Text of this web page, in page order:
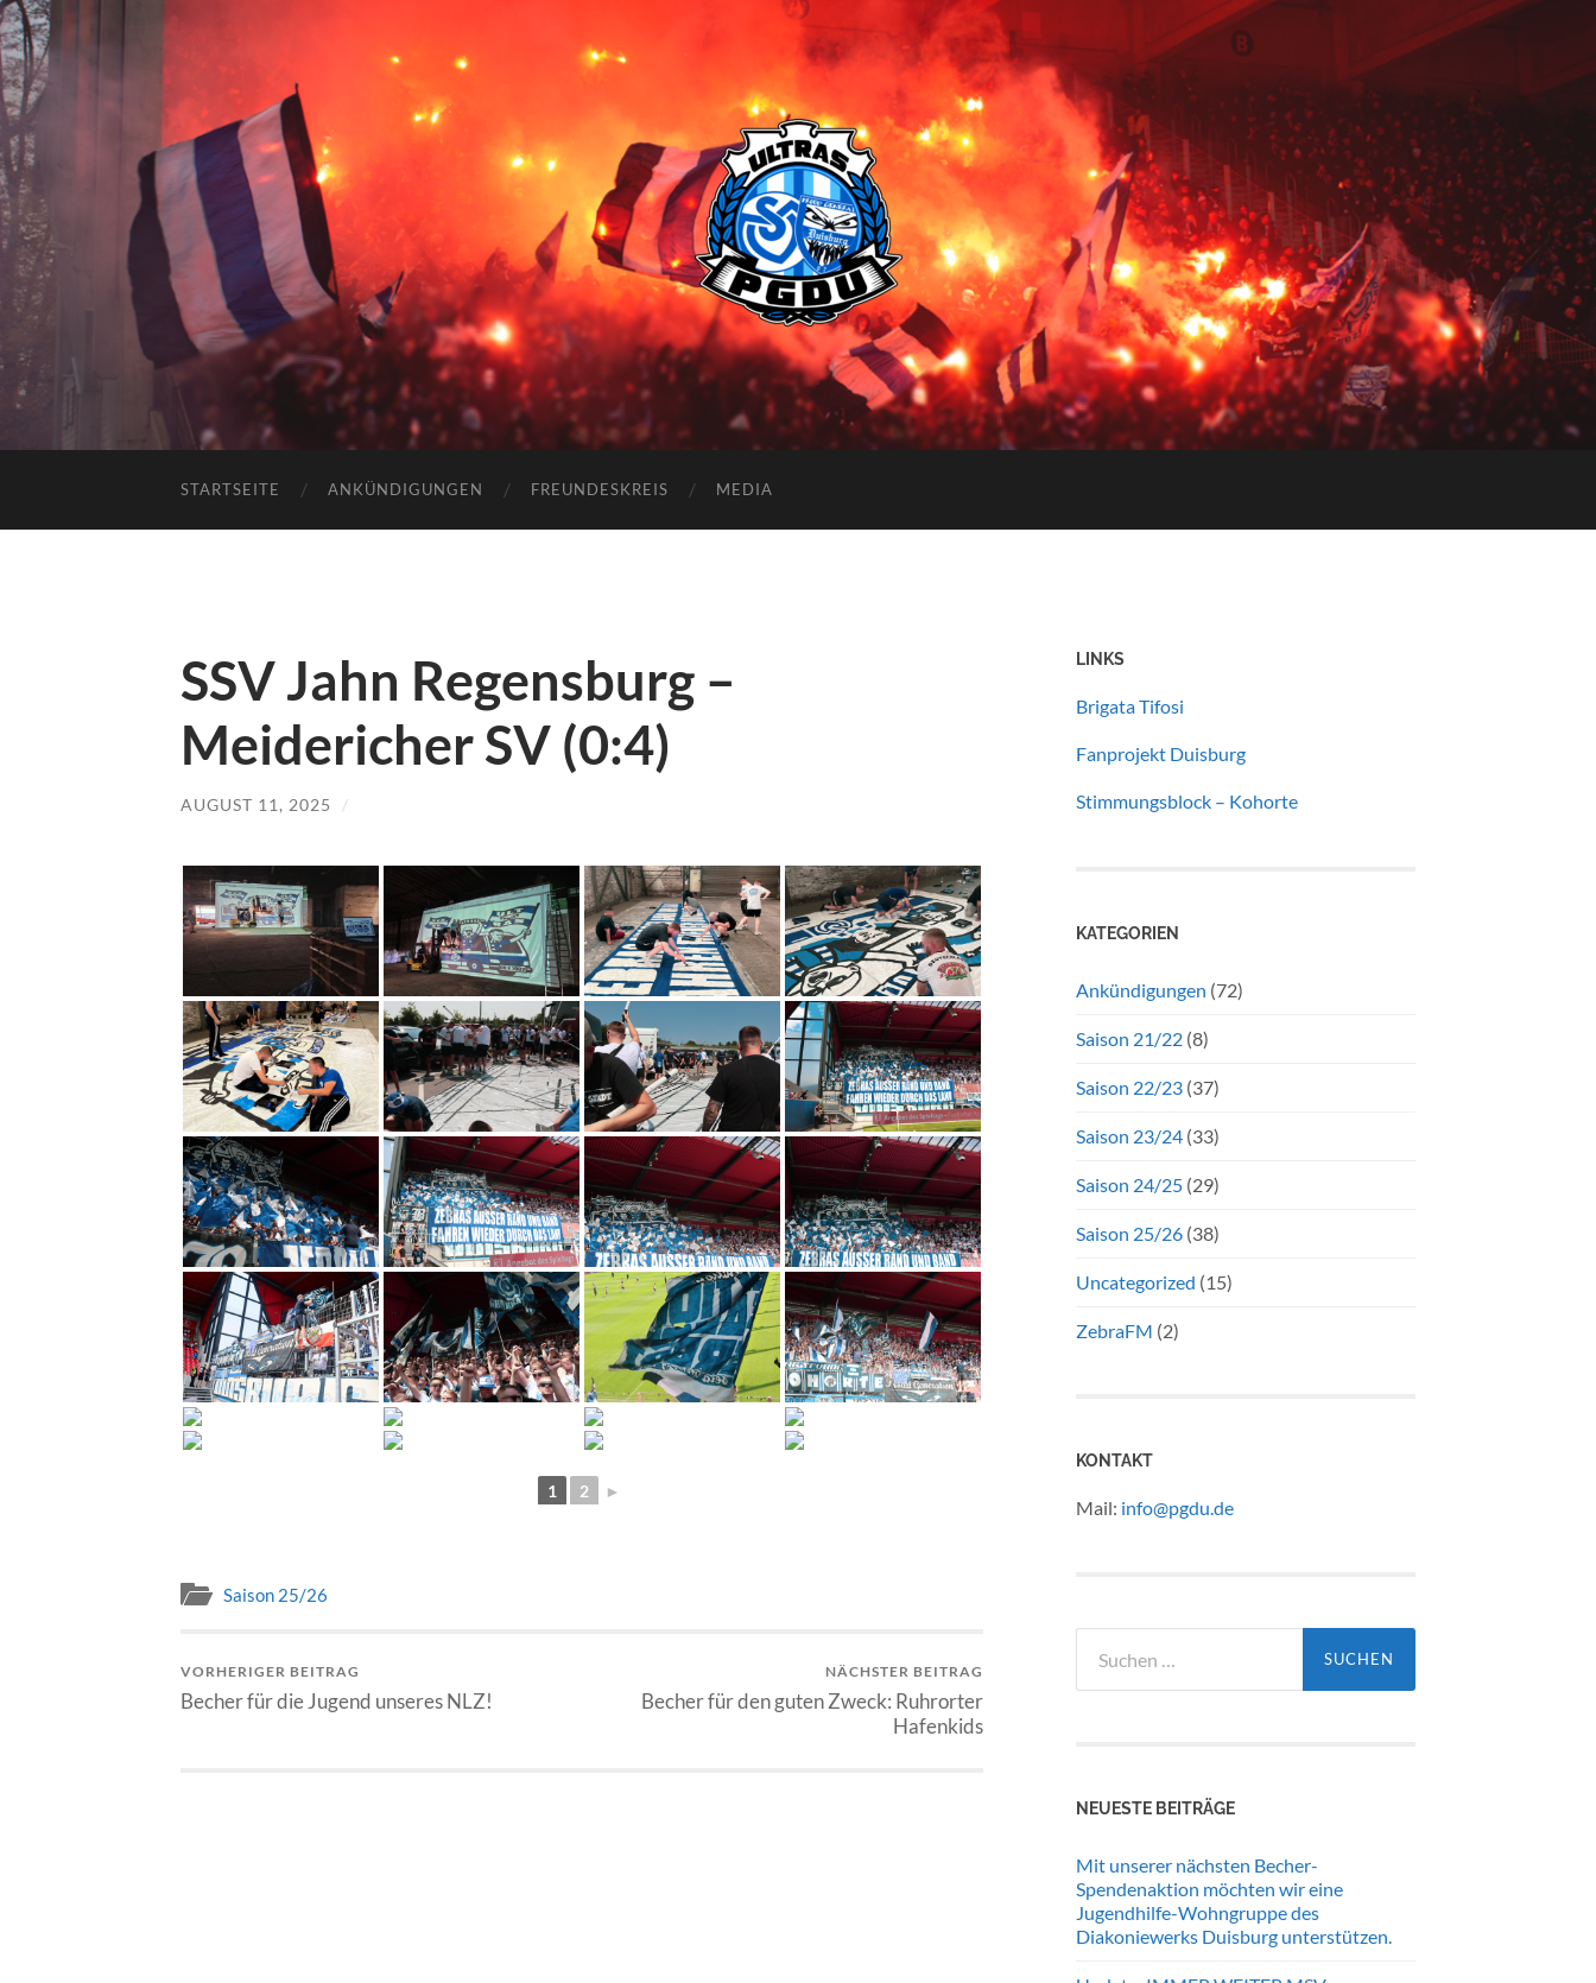
Proud
Generation
Duisburg
STARTSEITE ANKÜNDIGUNGEN FREUNDESKREIS MEDIA
SSV Jahn Regensburg –
Meidericher SV (0:4)
AUGUST 11, 2025 /
1 2 ►
Saison 25/26
VORHERIGER BEITRAG
Becher für die Jugend unseres NLZ!
NÄCHSTER BEITRAG
Becher für den guten Zweck: Ruhrorter
Hafenkids
LINKS
Brigata Tifosi
Fanprojekt Duisburg
Stimmungsblock – Kohorte
KATEGORIEN
Ankündigungen (72)
Saison 21/22 (8)
Saison 22/23 (37)
Saison 23/24 (33)
Saison 24/25 (29)
Saison 25/26 (38)
Uncategorized (15)
ZebraFM (2)
KONTAKT
Mail: info@pgdu.de
nach:
NEUESTE BEITRÄGE
Mit unserer nächsten Becher-
Spendenaktion möchten wir eine
Jugendhilfe-Wohngruppe des
Diakoniewerks Duisburg unterstützen.